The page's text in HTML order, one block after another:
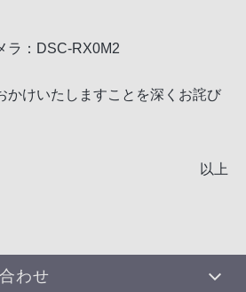
ラ：DSC-RX0M2
かけいたしますことを深くお詫び
以上
わせ